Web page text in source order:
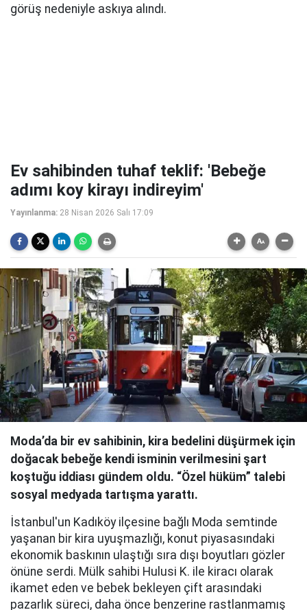
görüş nedeniyle askıya alındı.
Ev sahibinden tuhaf teklif: 'Bebeğe
adımı koy kirayı indireyim'
Yayınlanma: 28 Nisan 2026 Salı 17:09
Moda’da bir ev sahibinin, kira bedelini düşürmek için
doğacak bebeğe kendi isminin verilmesini şart
koştuğu iddiası gündem oldu. “Özel hüküm” talebi
sosyal medyada tartışma yarattı.
İstanbul'un Kadıköy ilçesine bağlı Moda semtinde
yaşanan bir kira uyuşmazlığı, konut piyasasındaki
ekonomik baskının ulaştığı sıra dışı boyutları gözler
önüne serdi. Mülk sahibi Hulusi K. ile kiracı olarak
ikamet eden ve bebek bekleyen çift arasındaki
pazarlık süreci, daha önce benzerine rastlanmamış